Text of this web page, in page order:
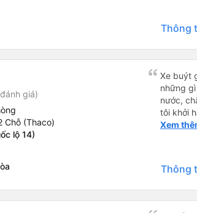
Thông
giá)
Chỗ (Thaco)
lộ 14)
Xe buýt
những
nước,
tôi khởi
xế rất
cảm
qua
phải tìm
Xem
Thông